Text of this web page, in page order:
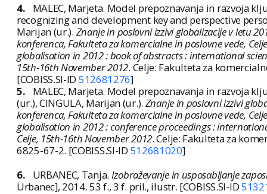
4.
MALEC, Marjeta. Model prepoznavanja in razvoja
recognizing and development key and perspective
Marijan (ur.). Znanje in poslovni izzivi globalizacije v letu
konferenca, Fakulteta za komercialne in poslovne vede,
globalisation in 2012 : book of abstracts : international
15th-16th November 2012. Celje: Fakulteta za
[COBISS.SI-ID 512681276]
5.
MALEC, Marjeta. Model prepoznavanja in razvoja
(ur.), CINGULA, Marijan (ur.). Znanje in poslovni izzivi
konferenca, Fakulteta za komercialne in poslovne vede,
globalisation in 2012 : conference proceedings :
Celje, 15th-16th November 2012. Celje: Fakulteta za
6825-67-2. [COBISS.SI-ID 512681020]
6.
URBANEC, Tanja. Izobraževanje in usposabljanje
Urbanec], 2014. 53 f., 3 f. pril., ilustr. [COBISS.SI-ID